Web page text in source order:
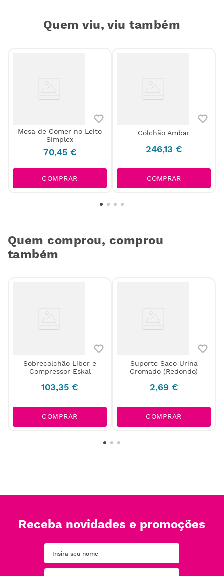
Quem viu, viu também
Mesa de Comer no Leito
Simplex
70,45 €
COMPRAR
Colchão Ambar
246,13 €
COMPRAR
Quem comprou, comprou
também
Sobrecolchão Liber e
Compressor Eskal
103,35 €
COMPRAR
Suporte Saco Urina
Cromado (Redondo)
2,69 €
COMPRAR
Receba novidades e promoções